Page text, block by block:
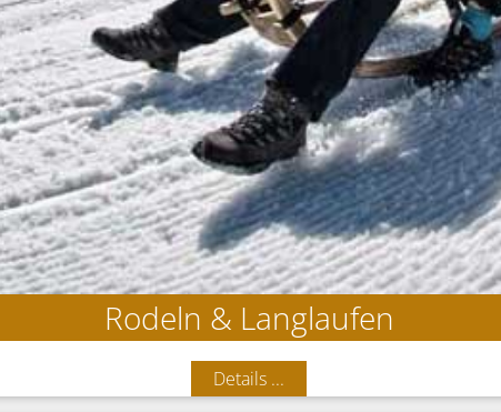
Rodeln & Langlaufen
Details ...